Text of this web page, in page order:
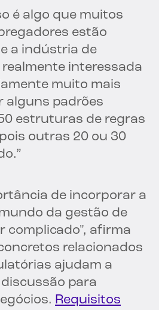
é algo que muitos
estão
a indústria de
interessada
muito mais
alguns padrões
estruturas de regras
outras 20 ou 30
de incorporar a
da gestão de
complicado", afirma
relacionados
ajudam a
para
Requisitos